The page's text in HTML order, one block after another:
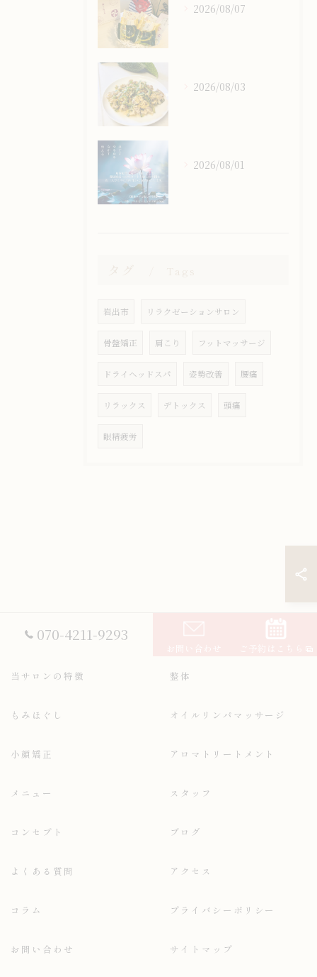
2026/08/07
2026/08/03
2026/08/01
岩出市 リラクゼーションサロン
骨盤矯正 肩こり フットマッサージ
ドライヘッドスパ 姿勢改善 腰痛
リラックス デトックス 頭痛
眼精疲労
070-4211-9293
当サロンの特徴 整体
もみほぐし オイルリンパマッサージ
小顔矯正 アロマトリートメント
メニュー スタッフ
コンセプト ブログ
よくある質問 アクセス
コラム プライバシーポリシー
お問い合わせ サイトマップ